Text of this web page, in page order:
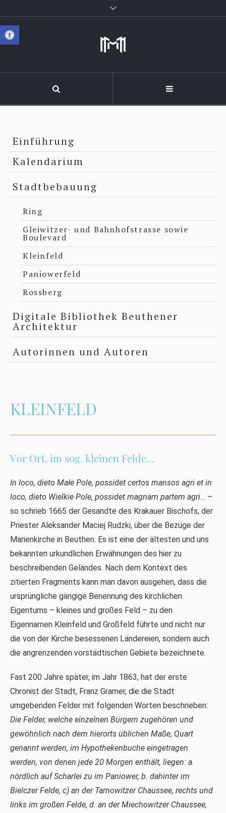
Werkzeugleiste öffnen
Einführung
Kalendarium
Stadtbebauung
Ring
Gleiwitzer- und Bahnhofstrasse sowie
Boulevard
Kleinfeld
Paniowerfeld
Rossberg
Digitale Bibliothek Beuthener
Architektur
Autorinnen und Autoren
KLEINFELD
Vor Ort, im sog. kleinen Felde…
In loco, dieto Małe Pole, possidet certos mansos agri et in
loco, dieto Wielkie Pole, possidet magnam partem agri… –
so schrieb 1665 der Gesandte des Krakauer Bischofs, der
Priester Aleksander Maciej Rudzki, über die Bezüge der
Marienkirche in Beuthen. Es ist eine der ältesten und uns
bekannten urkundlichen Erwähnungen des hier zu
beschreibenden Geländes. Nach dem Kontext des
zitierten Fragments kann man davon ausgehen, dass die
ursprüngliche gängige Benennung des kirchlichen
Eigentums – kleines und großes Feld – zu den
Eigennamen Kleinfeld und Großfeld führte und nicht nur
die von der Kirche besessenen Ländereien, sondern auch
die angrenzenden vorstädtischen Gebiete bezeichnete.
Fast 200 Jahre später, im Jahr 1863, hat der erste
Chronist der Stadt, Franz Gramer, die die Stadt
umgebenden Felder mit folgenden Worten beschrieben:
Die Felder, welche einzelnen Bürgern zugehören und
gewöhnlich nach dem hierorts üblichen Maße, Quart
genannt werden, im Hypothekenbuche eingetragen
werden, von denen jede 20 Morgen enthält, liegen: a.
nördlich auf Scharlei zu im Paniower, b. dahinter im
Bielczer Felde, c) an der Tarnowitzer Chaussee, rechts und
links im großen Felde, d. an der Miechowitzer Chaussee,